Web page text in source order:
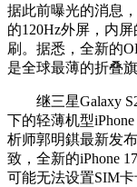
据此前曝光的消息
的120Hz外屏，内
刷。据悉，全新的
是全球最薄的折叠
继三星Galaxy
下的轻薄机型
析师郭明錤最新发
致，全新的iPhone
可能无法设置SIM